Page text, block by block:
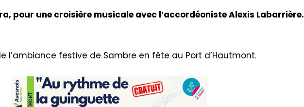
pour une croisière musicale avec l’accordéoniste Alexis Labarrière.
l’ambiance festive de Sambre en fête au Port d’Hautmont.